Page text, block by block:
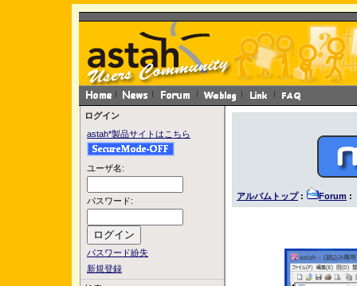
ログイン
astah*製品サイトはこちら
ユーザ名:
パスワード:
パスワード紛失
新規登録
アルバムトップ: Forum :